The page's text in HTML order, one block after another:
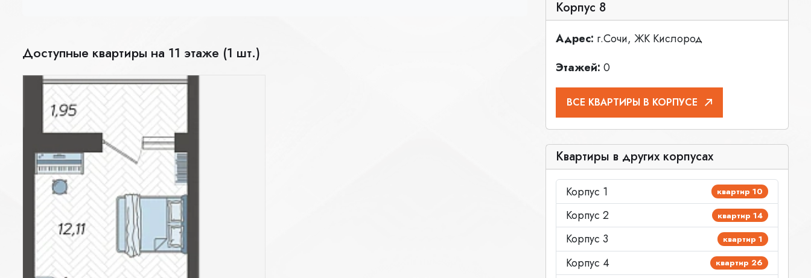
Доступные квартиры на 11 этаже (1 шт.)
Корпус 8
Адрес: г.Сочи, ЖК Кислород
Этажей: 0
ВСЕ КВАРТИРЫ В КОРПУСЕ
Квартиры в других корпусах
Корпус 1 квартир 10
Корпус 2 квартир 14
Корпус 3 квартир 1
Корпус 4 квартир 26